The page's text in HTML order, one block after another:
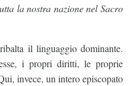
la nostra nazione nel Sacro
il linguaggio dominante.
i propri diritti, le proprie
invece, un intero episcopato